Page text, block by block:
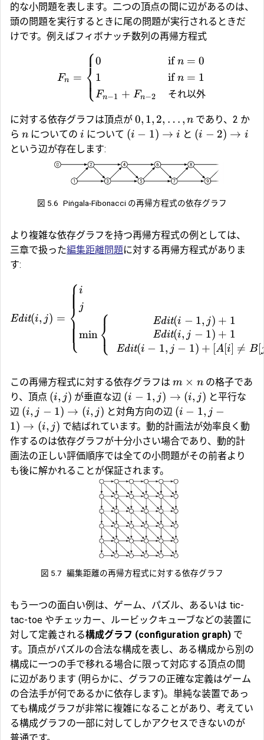
的な小問題を表します。二つの頂点の間に辺があるのは、
頭の問題を実行するときに尾の問題が実行されるときだ
けです。例えばフィボナッチ数列の再帰方程式
Fn = ⎩
⎨⎧0
1
Fn−1 + Fn−2
if n = 0
if n = 1
それ以外
に対する依存グラフは頂点が 0, 1, 2, … , n であり、2 か
ら n についての i について (i − 1) → i と (i − 2) → i
という辺が存在します:
図 5.6 Piṅgala-Fibonacci の再帰方程式の依存グラフ
より複雑な依存グラフを持つ再帰方程式の例としては、
三章で扱った編集距離問題に対する再帰方程式がありま
す:
Edit(i, j) =
⎩
⎨
⎧i
j
min ⎩
⎨⎧ Edit(i − 1, j) + 1
Edit(i, j − 1) + 1
Edit(i − 1, j − 1) + [A[i] 
= B[
この再帰方程式に対する依存グラフは m × nの格子であ
り、頂点 (i, j) が垂直な辺 (i − 1, j) → (i, j) と平行な
辺 (i, j − 1) → (i, j) と対角方向の辺 (i − 1, j −
1) → (i, j) で結ばれています。動的計画法が効率良く動
作するのは依存グラフが十分小さい場合であり、動的計
画法の正しい評価順序では全ての小問題がその前者より
も後に解かれることが保証されます。
図 5.7 編集距離の再帰方程式に対する依存グラフ
もう一つの面白い例は、ゲーム、パズル、あるいは tic-
tac-toe やチェッカー、ルービックキューブなどの装置に
対して定義される構成グラフ (configuration graph) で
す。頂点がパズルの合法な構成を表し、ある構成から別の
構成に一つの手で移れる場合に限って対応する頂点の間
に辺があります (明らかに、グラフの正確な定義はゲーム
の合法手が何であるかに依存します)。単純な装置であっ
ても構成グラフが非常に複雑になることがあり、考えてい
る構成グラフの一部に対してしかアクセスできないのが